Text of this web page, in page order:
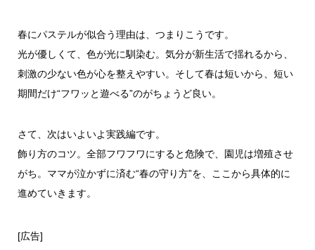
春にパステルが似合う理由は、つまりこうです。
光が優しくて、色が光に馴染む。気分が新生活で揺れるから、
刺激の少ない色が心を整えやすい。そして春は短いから、短い
期間だけ“フワッと遊べる”のがちょうど良い。
さて、次はいよいよ実践編です。
飾り方のコツ。全部フワフワにすると危険で、園児は増殖させ
がち。ママが泣かずに済む“春の守り方”を、ここから具体的に
進めていきます。
[広告]